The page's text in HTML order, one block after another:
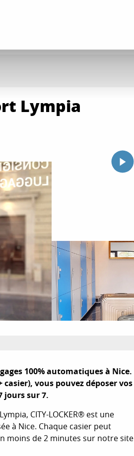
Lympia
100% automatiques à Nice.
casier), vous pouvez déposer vos
jours sur 7.
CITY-LOCKER® est une
à Nice. Chaque casier peut
moins de 2 minutes sur notre site